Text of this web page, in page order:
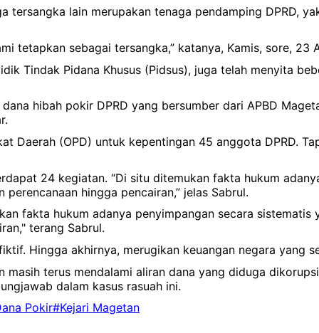
tersangka lain merupakan tenaga pendamping DPRD,
tetapkan sebagai tersangka,” katanya, Kamis, sore, 23
Tindak Pidana Khusus (Pidsus), juga telah menyita
hibah pokir DPRD yang bersumber dari APBD
Daerah (OPD) untuk kepentingan 45 anggota DPRD.
24 kegiatan. “Di situ ditemukan fakta hukum
hingga pencairan,” jelas Sabrul.
fakta hukum adanya penyimpangan secara sistematis
terang Sabrul.
Hingga akhirnya, merugikan keuangan negara yang
masih terus mendalami aliran dana yang diduga
dalam kasus rasuah ini.
Pokir#Kejari Magetan